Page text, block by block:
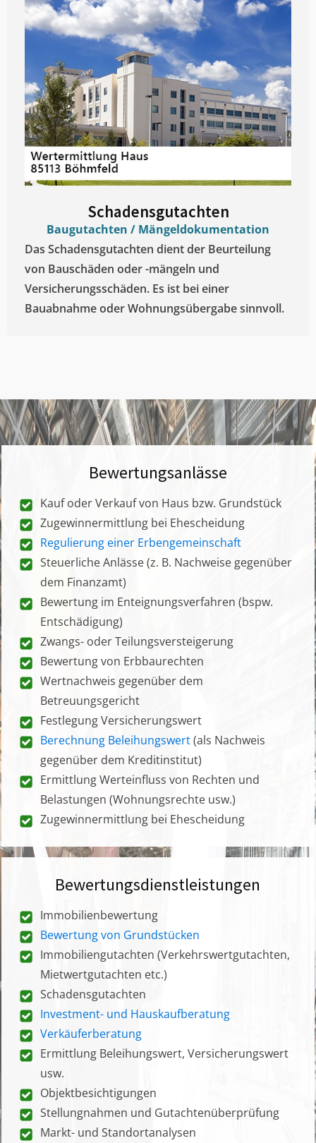
Schadensgutachten
Baugutachten / Mängeldokumentation
Das Schadensgutachten dient der Beurteilung
von Bauschäden oder -mängeln und
Versicherungsschäden. Es ist bei einer
Bauabnahme oder Wohnungsübergabe sinnvoll.
Bewertungsanlässe
Kauf oder Verkauf von Haus bzw. Grundstück
Zugewinnermittlung bei Ehescheidung
Regulierung einer Erbengemeinschaft
Steuerliche Anlässe (z. B. Nachweise gegenüber
dem Finanzamt)
Bewertung im Enteignungsverfahren (bspw.
Entschädigung)
Zwangs- oder Teilungsversteigerung
Bewertung von Erbbaurechten
Wertnachweis gegenüber dem
Betreuungsgericht
Festlegung Versicherungswert
Berechnung Beleihungswert(als Nachweis
gegenüber dem Kreditinstitut)
Ermittlung Werteinfluss von Rechten und
Belastungen (Wohnungsrechte usw.)
Zugewinnermittlung bei Ehescheidung
Bewertungsdienstleistungen
Immobilienbewertung
Bewertung von Grundstücken
Immobiliengutachten (Verkehrswertgutachten,
Mietwertgutachten etc.)
Schadensgutachten
Investment- und Hauskaufberatung
Verkäuferberatung
Ermittlung Beleihungswert, Versicherungswert
usw.
Objektbesichtigungen
Stellungnahmen und Gutachtenüberprüfung
Markt- und Standortanalysen